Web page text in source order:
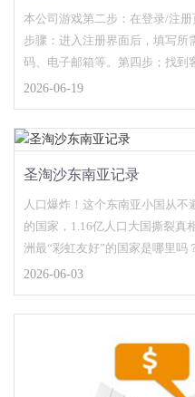
本公司游戏第二步：在登录/注册
步骤：进入注册界面后，填写所
码、电子邮箱等。第四步；找到
2026-06-19
圣淘沙东南亚记录
人口爆炸！这个东南亚小国从
的国家，1.16亿人口大国撕裂真
洲最“彩虹友好”的国家是哪里吗
2026-06-03